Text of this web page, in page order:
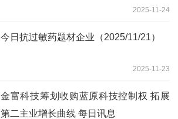
2025-11-24
今日抗过敏药题材企业（2025/11/21）
2025-11-23
金富科技筹划收购蓝原科技控制权 拓展
第二主业增长曲线 每日讯息